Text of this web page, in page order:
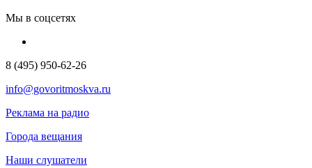
Мы в соцсетях
8 (495) 950-62-26
info@govoritmoskva.ru
Реклама на радио
Города вещания
Наши слушатели